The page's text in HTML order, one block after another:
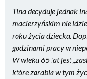
Tina decyduje jednak
macierzyńskim nie
roku życia dziecka.
godzinami pracy w
W wieku 65 lat jest
które zarabia w tym